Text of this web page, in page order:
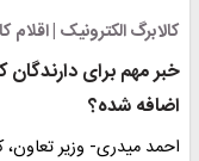
کالابرگ الکترونیک | اقلام
خبر مهم برای دارندگان
اضافه شده؟
احمد میدری- وزیر تعاون،